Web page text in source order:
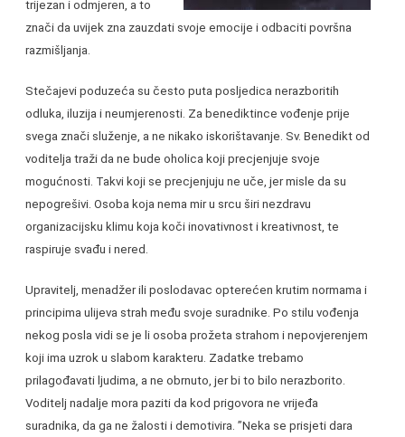
trijezan i odmjeren, a to
znači da uvijek zna zauzdati svoje emocije i odbaciti površna
razmišljanja.
Stečajevi poduzeća su često puta posljedica nerazboritih
odluka, iluzija i neumjerenosti. Za benediktince vođenje prije
svega znači služenje, a ne nikako iskorištavanje. Sv. Benedikt od
voditelja traži da ne bude oholica koji precjenjuje svoje
mogućnosti. Takvi koji se precjenjuju ne uče, jer misle da su
nepogrešivi. Osoba koja nema mir u srcu širi nezdravu
organizacijsku klimu koja koči inovativnost i kreativnost, te
raspiruje svađu i nered.
Upravitelj, menadžer ili poslodavac opterećen krutim normama i
principima ulijeva strah među svoje suradnike. Po stilu vođenja
nekog posla vidi se je li osoba prožeta strahom i nepovjerenjem
koji ima uzrok u slabom karakteru. Zadatke trebamo
prilagođavati ljudima, a ne obrnuto, jer bi to bilo nerazborito.
Voditelj nadalje mora paziti da kod prigovora ne vrijeđa
suradnika, da ga ne žalosti i demotivira. ”Neka se prisjeti dara